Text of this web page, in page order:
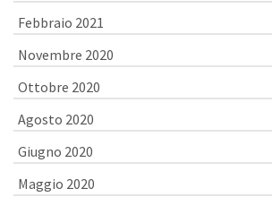
Febbraio 2021
Novembre 2020
Ottobre 2020
Agosto 2020
Giugno 2020
Maggio 2020